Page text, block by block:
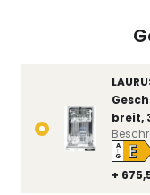
breit,
+
A
↑
G E